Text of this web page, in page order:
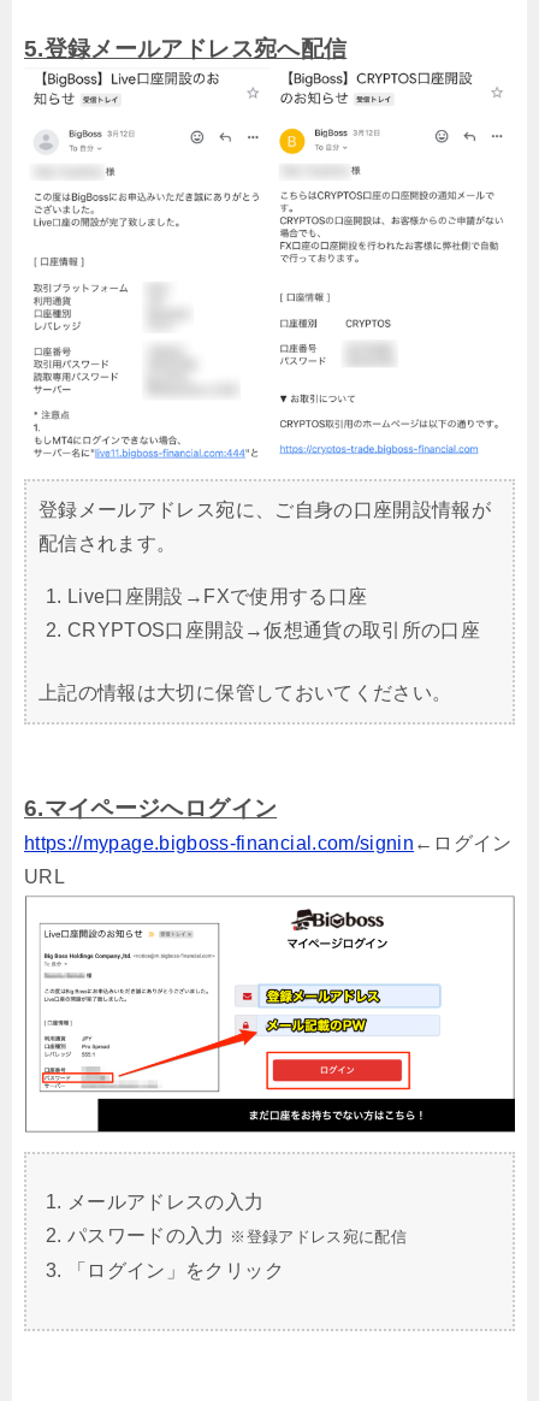
5.登録メールアドレス宛へ配信
登録メールアドレス宛に、ご自身の口座開設情報が
配信されます。
Live口座開設→FXで使用する口座
CRYPTOS口座開設→仮想通貨の取引所の口座
上記の情報は大切に保管しておいてください。
6.マイページへログイン
https://mypage.bigboss-financial.com/signin ←ログイン
URL
メールアドレスの入力
パスワードの入力 ※登録アドレス宛に配信
「ログイン」をクリック